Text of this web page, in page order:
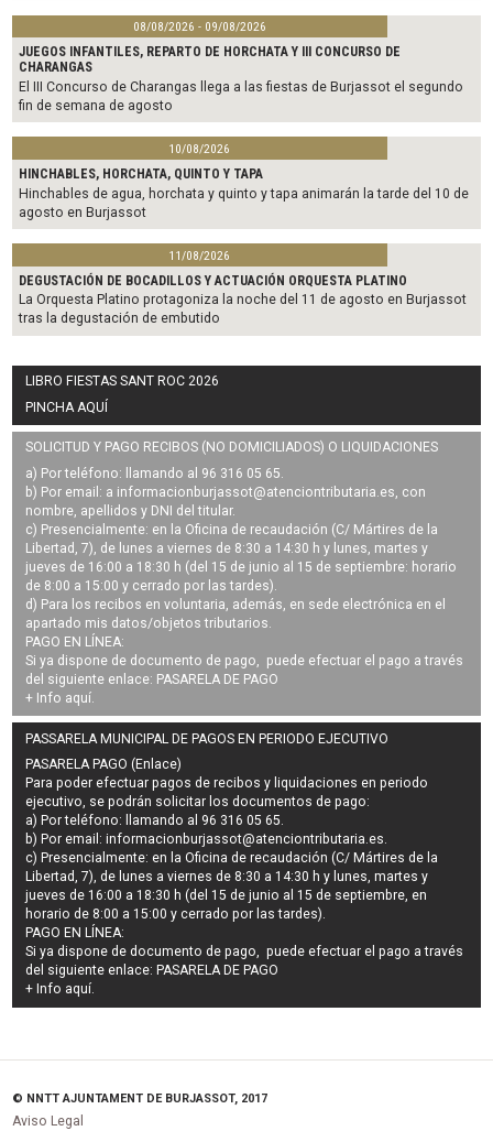
08/08/2026 - 09/08/2026
JUEGOS INFANTILES, REPARTO DE HORCHATA Y III CONCURSO DE
CHARANGAS
El III Concurso de Charangas llega a las fiestas de Burjassot el segundo
fin de semana de agosto
10/08/2026
HINCHABLES, HORCHATA, QUINTO Y TAPA
Hinchables de agua, horchata y quinto y tapa animarán la tarde del 10 de
agosto en Burjassot
11/08/2026
DEGUSTACIÓN DE BOCADILLOS Y ACTUACIÓN ORQUESTA PLATINO
La Orquesta Platino protagoniza la noche del 11 de agosto en Burjassot
tras la degustación de embutido
LIBRO FIESTAS SANT ROC 2026
PINCHA AQUÍ
SOLICITUD Y PAGO RECIBOS (NO DOMICILIADOS) O LIQUIDACIONES
a) Por teléfono: llamando al 96 316 05 65.
b) Por email: a informacionburjassot@atenciontributaria.es, con
nombre, apellidos y DNI del titular.
c) Presencialmente: en la Oficina de recaudación (C/ Mártires de la
Libertad, 7), de lunes a viernes de 8:30 a 14:30 h y lunes, martes y
jueves de 16:00 a 18:30 h (del 15 de junio al 15 de septiembre: horario
de 8:00 a 15:00 y cerrado por las tardes).
d) Para los recibos en voluntaria, además, en sede electrónica en el
apartado mis datos/objetos tributarios.
PAGO EN LÍNEA:
Si ya dispone de documento de pago, puede efectuar el pago a través
del siguiente enlace: PASARELA DE PAGO
+ Info aquí.
PASSARELA MUNICIPAL DE PAGOS EN PERIODO EJECUTIVO
PASARELA PAGO (Enlace)
Para poder efectuar pagos derecibos y liquidaciones en periodo
ejecutivo, se podrán solicitar los documentos de pago:
a) Por teléfono: llamando al 96 316 05 65.
b) Por email:informacionburjassot@atenciontributaria.es.
c) Presencialmente: en la Oficina de recaudación (C/ Mártires de la
Libertad, 7), de lunes a viernes de 8:30 a 14:30 h y lunes, martes y
jueves de 16:00 a 18:30 h (del 15 de junio al 15 de septiembre, en
horario de 8:00 a 15:00 y cerrado por las tardes).
PAGO EN LÍNEA:
Si ya dispone de documento de pago, puede efectuar el pago a través
del siguiente enlace: PASARELA DE PAGO
+ Info aquí.
© NNTT AJUNTAMENT DE BURJASSOT, 2017
Aviso Legal